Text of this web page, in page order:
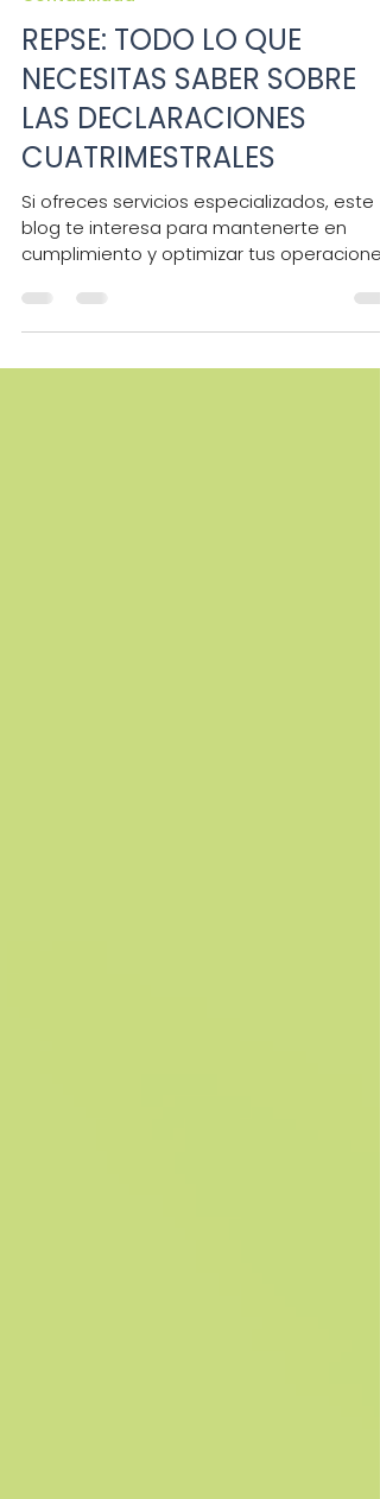
Simmple
22 ene
Contabilidad
REPSE: TODO LO QUE
NECESITAS SABER SOBRE
LAS DECLARACIONES
CUATRIMESTRALES
Si ofreces servicios especializados, este
blog te interesa para mantenerte en